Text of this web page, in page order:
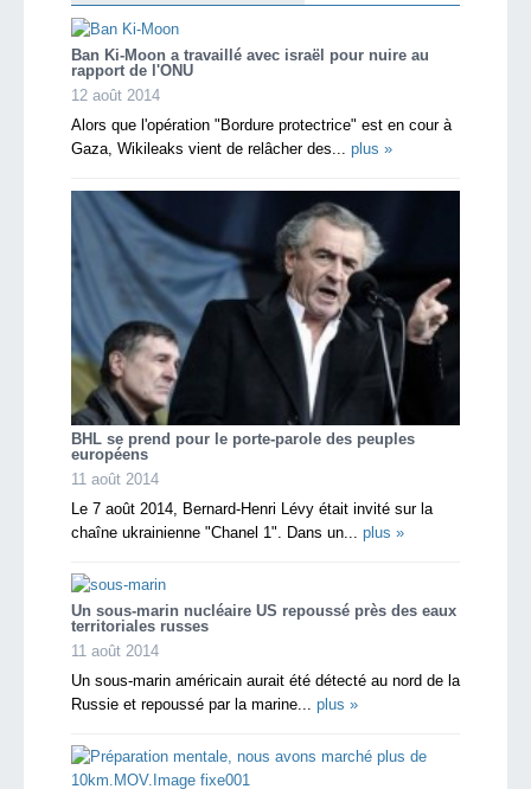
Ban Ki-Moon a travaillé avec israël pour nuire au
rapport de l'ONU
12 août 2014
Alors que l'opération "Bordure protectrice" est en cour à
Gaza, Wikileaks vient de relâcher des... plus »
BHL se prend pour le porte-parole des peuples
européens
11 août 2014
Le 7 août 2014, Bernard-Henri Lévy était invité sur la
chaîne ukrainienne "Chanel 1". Dans un... plus »
Un sous-marin nucléaire US repoussé près des eaux
territoriales russes
11 août 2014
Un sous-marin américain aurait été détecté au nord de la
Russie et repoussé par la marine... plus »